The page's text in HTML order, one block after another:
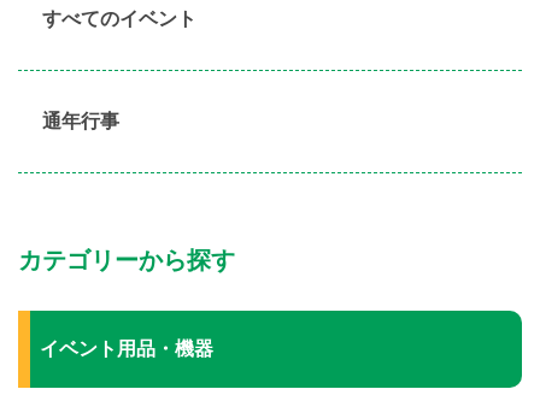
すべてのイベント
通年行事
カテゴリーから探す
イベント用品・機器